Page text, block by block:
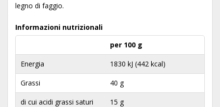
legno di faggio.
Informazioni nutrizionali
per 100 g
Energia 1830 kJ (442 kcal)
Grassi 40 g
di cui acidi grassi saturi 15 g